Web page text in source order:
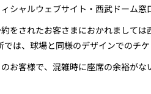
シャルウェブサイト・西武ドーム
をされたお客さまにおかれまして
では、球場と同様のデザインでのチ
お客様で、混雑時に座席の余裕が